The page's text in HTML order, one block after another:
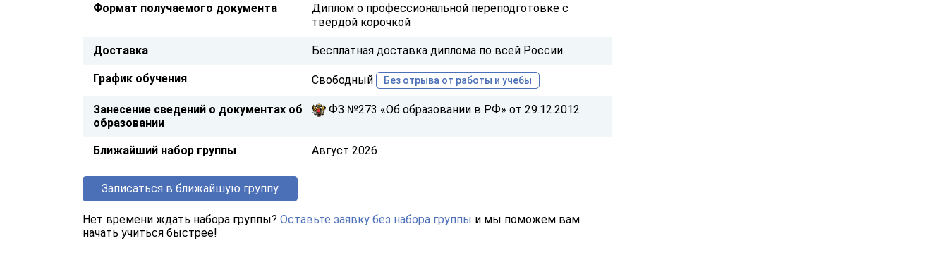
Формат получаемого документа
Диплом о профессиональной переподготовке с
твердой корочкой
Доставка Бесплатная доставка диплома по всей России
График обучения Свободный Без отрыва от работы и учебы
Занесение сведений о документах об
образовании
ФЗ №273 «Об образовании в РФ» от 29.12.2012
Ближайший набор группы Август 2026
Записаться в ближайшую группу
Нет времени ждать набора группы? Оставьте заявку без набора группы и мы поможем вам
начать учиться быстрее!